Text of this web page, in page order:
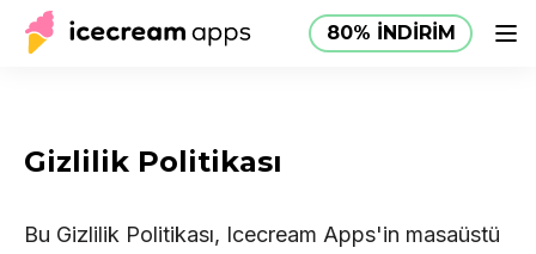
80% İNDİRİM
Ürünler
Yardım
80% İNDİRİM
TR
Gizlilik Politikası
Bu Gizlilik Politikası, Icecream Apps'in masaüstü